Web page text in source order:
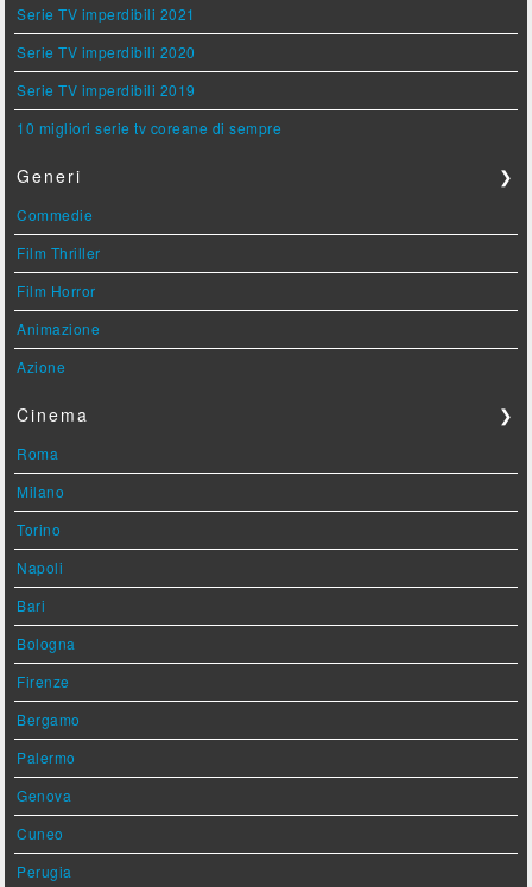
Serie TV imperdibili 2021
Serie TV imperdibili 2020
Serie TV imperdibili 2019
10 migliori serie tv coreane di sempre
Generi ❯
Commedie
Film Thriller
Film Horror
Animazione
Azione
Cinema ❯
Roma
Milano
Torino
Napoli
Bari
Bologna
Firenze
Bergamo
Palermo
Genova
Cuneo
Perugia